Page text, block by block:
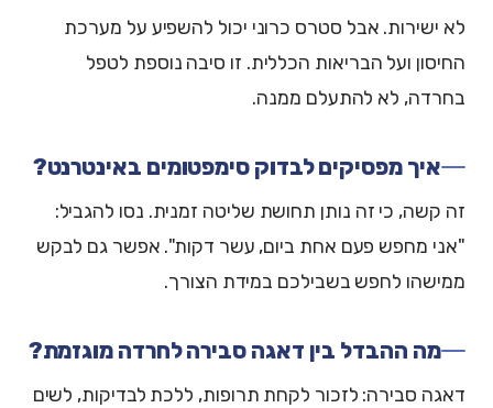
לא ישירות. אבל סטרס כרוני יכול להשפיע על מערכת
החיסון ועל הבריאות הכללית. זו סיבה נוספת לטפל
בחרדה, לא להתעלם ממנה.
איך מפסיקים לבדוק סימפטומים באינטרנט?
זה קשה, כי זה נותן תחושת שליטה זמנית. נסו להגביל:
"אני מחפש פעם אחת ביום, עשר דקות". אפשר גם לבקש
ממישהו לחפש בשבילכם במידת הצורך.
מה ההבדל בין דאגה סבירה לחרדה מוגזמת?
דאגה סבירה: לזכור לקחת תרופות, ללכת לבדיקות, לשים